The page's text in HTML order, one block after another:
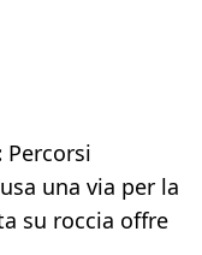
Percorsi
una via per la
su roccia offre